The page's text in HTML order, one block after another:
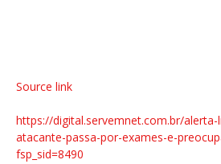
Source link
https://digital.servemnet.com.br/
atacante-passa-por-exames-e-
fsp_sid=8490